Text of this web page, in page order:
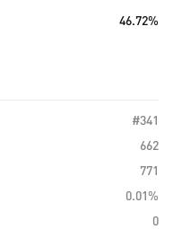
46.72%
#341
662
771
0.01%
0